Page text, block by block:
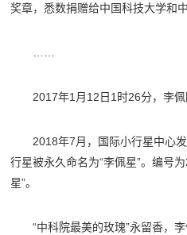
奖章，悉数捐赠给中国科技大学和
……
2017年1月12日1时26分，李
2018年7月，国际小行星中心
行星被永久命名为“李佩星”。编号
星”。
“中科院最美的玫瑰”永留香，